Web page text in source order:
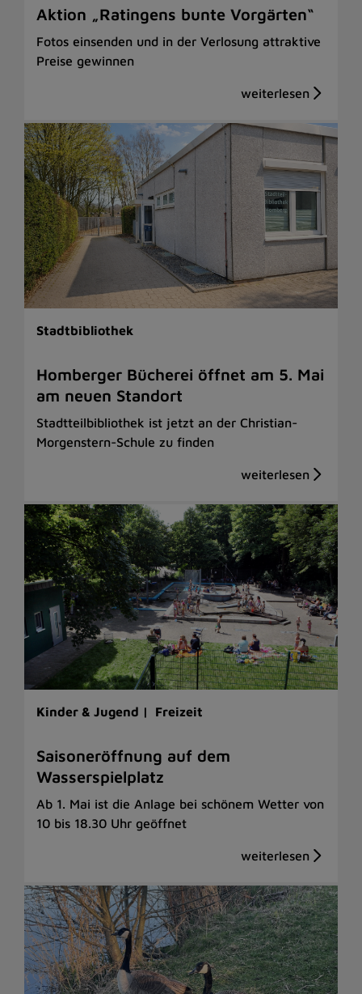
Aktion „Ratingens bunte Vorgärten“
Fotos einsenden und in der Verlosung attraktive
Preise gewinnen
Stadtbibliothek
Homberger Bücherei öffnet am 5. Mai
am neuen Standort
Stadtteilbibliothek ist jetzt an der Christian-
Morgenstern-Schule zu finden
Kinder & Jugend | Freizeit
Saisoneröffnung auf dem
Wasserspielplatz
Ab 1. Mai ist die Anlage bei schönem Wetter von
10 bis 18.30 Uhr geöffnet